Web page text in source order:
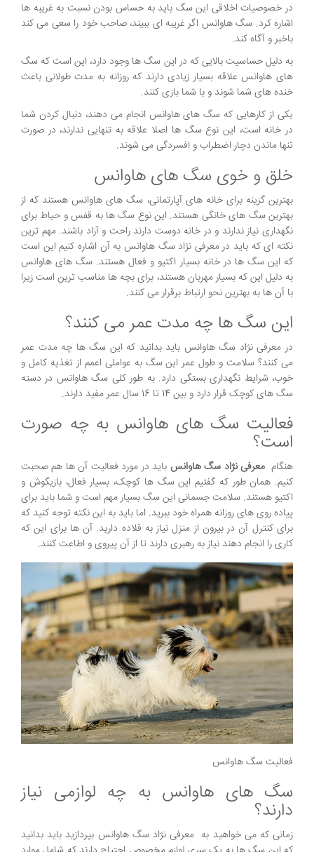
در خصوصیات اخلاقی این سگ باید به حساس بودن نسبت به غریبه ها
اشاره کرد. سگ هاوانس اگر غریبه ای ببیند، صاحب خود را سعی می کند
باخبر و آگاه کند.
به دلیل حساسیت بالایی که در این سگ ها وجود دارد، این است که سگ
های هاوانس علاقه بسیار زیادی دارند که روزانه به مدت طولانی باعث
خنده های شما شوند و با شما بازی کنند.
یکی از کارهایی که سگ های هاوانس انجام می دهند، دنبال کردن شما
در خانه است، این نوع سگ ها اصلا علاقه به تنهایی ندارند، در صورت
تنها ماندن دچار اضطراب و افسردگی می شوند.
خلق و خوی سگ های هاوانس
بهترین گزینه برای خانه های آپارتمانی، سگ های هاوانس هستند که از
بهترین سگ های خانگی هستند. این نوع سگ ها به قفس و حیاط برای
نگهداری نیاز ندارند و در خانه دوست دارند راحت و آزاد باشند. مهم ترین
نکته ای که باید در معرفی نژاد سگ هاوانس به آن اشاره کنیم این است
که این سگ ها در خانه بسیار اکتیو و فعال هستند. سگ های هاوانس
به دلیل این که بسیار مهربان هستند، برای بچه ها مناسب ترین است زیرا
با آن ها به بهترین نحو ارتباط برقرار می کنند.
این سگ ها چه مدت عمر می کنند؟
در معرفی نژاد سگ هاوانس باید بدانید که این سگ ها چه مدت عمر
می کنند؟ سلامت و طول عمر این سگ به عواملی اعمم از تغذیه کامل و
خوب، شرایط نگهداری بستگی دارد. به طور کلی سگ هاوانس در دسته
سگ های کوچک قرار دارد و بین 14 تا 16 سال عمر مفید دارند.
فعالیت سگ های هاوانس به چه صورت
است؟
هنگام معرفی نژاد سگ هاوانس باید در مورد فعالیت آن ها هم صحبت
کنیم. همان طور که گفتیم این سگ ها کوچک، بسیار فعال، بازیگوش و
اکتیو هستند. سلامت جسمانی این سگ بسیار مهم است و شما باید برای
پیاده روی های روزانه همراه خود ببرید. اما باید به این نکته توجه کنید که
برای کنترل آن در بیرون از منزل نیاز به قلاده دارید. آن ها برای این که
کاری را انجام دهند نیاز به رهبری دارند تا از آن پیروی و اطاعت کنند.
فعالیت سگ هاوانس
سگ های هاوانس به چه لوازمی نیاز
دارند؟
زمانی که می خواهید به معرفی نژاد سگ هاوانس بپردازید باید بدانید